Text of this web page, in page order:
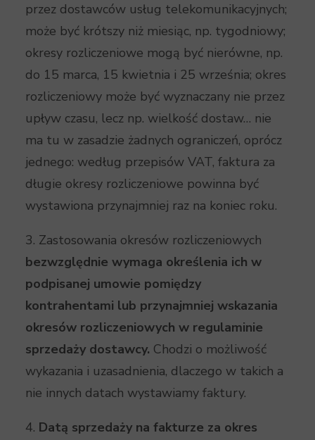
przez dostawców usług telekomunikacyjnych;
może być krótszy niż miesiąc, np. tygodniowy;
okresy rozliczeniowe mogą być nierówne, np.
do 15 marca, 15 kwietnia i 25 września; okres
rozliczeniowy może być wyznaczany nie przez
upływ czasu, lecz np. wielkość dostaw… nie
ma tu w zasadzie żadnych ograniczeń, oprócz
jednego: według przepisów VAT, faktura za
długie okresy rozliczeniowe powinna być
wystawiona przynajmniej raz na koniec roku.
3. Zastosowania okresów rozliczeniowych
bezwzględnie wymaga określenia ich w
podpisanej umowie pomiędzy
kontrahentami lub przynajmniej wskazania
okresów rozliczeniowych w regulaminie
sprzedaży dostawcy. Chodzi o możliwość
wykazania i uzasadnienia, dlaczego w takich a
nie innych datach wystawiamy faktury.
4. Datą sprzedaży na fakturze za okres